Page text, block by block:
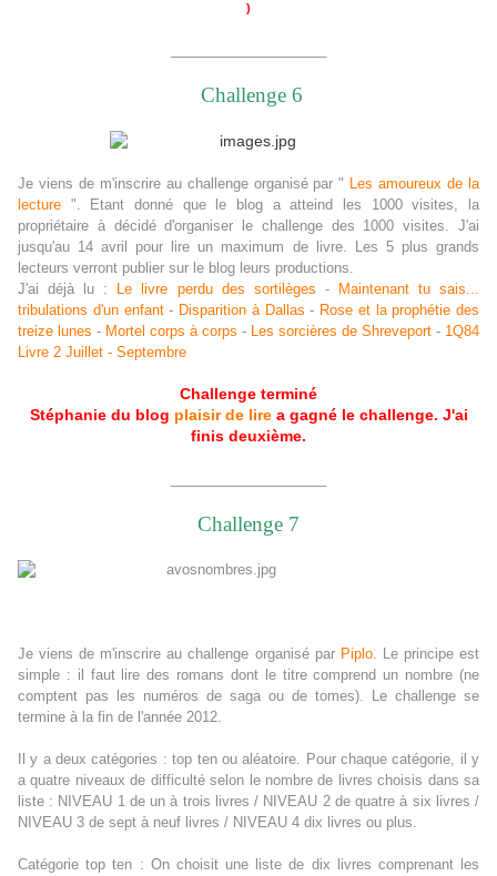
)
Challenge 6
Je viens de m'inscrire au challenge organisé par " Les amoureux de la
lecture ". Etant donné que le blog a atteind les 1000 visites, la
propriétaire à décidé d'organiser le challenge des 1000 visites. J'ai
jusqu'au 14 avril pour lire un maximum de livre. Les 5 plus grands
lecteurs verront publier sur le blog leurs productions.
J'ai déjà lu :
Le livre perdu des sortilèges -
Maintenant tu sais...
tribulations d'un enfant- Disparition à Dallas - Rose et la prophétie des
treize lunes - Mortel corps à corps - Les sorcières de Shreveport - 1Q84
Livre 2 Juillet - Septembre
Challenge terminé
Stéphanie du blog plaisir de lirea gagné le challenge. J'ai
finis deuxième.
Challenge 7
Je viens de m'inscrire au challenge organisé par Piplo. Le principe est
simple : il faut lire des romans dont le titre comprend un nombre (ne
comptent pas les numéros de saga ou de tomes). Le challenge se
termine à la fin de l'année 2012.
Il y a deux catégories : top ten ou aléatoire. Pour chaque catégorie, il y
a quatre niveaux de difficulté selon le nombre de livres choisis dans sa
liste : NIVEAU 1 de un à trois livres / NIVEAU 2 de quatre à six livres /
NIVEAU 3 de sept à neuf livres / NIVEAU 4 dix livres ou plus.
Catégorie top ten : On choisit une liste de dix livres comprenant les